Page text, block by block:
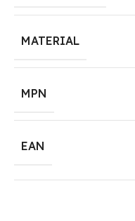
MATERIAL
MPN
EAN